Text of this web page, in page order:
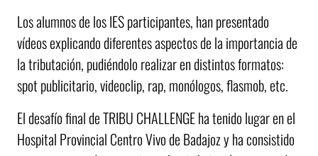
Los alumnos de los IES participantes, han presentado
vídeos explicando diferentes aspectos de la importancia de
la tributación, pudiéndolo realizar en distintos formatos:
spot publicitario, videoclip, rap, monólogos, flasmob, etc.
El desafío final de TRIBU CHALLENGE ha tenido lugar en el
Hospital Provincial Centro Vivo de Badajoz y ha consistido